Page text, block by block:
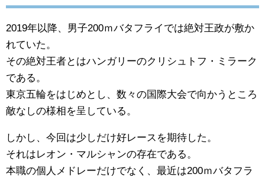
2019年以降、男子200ｍバタフライでは絶対王政が敷か
れていた。
その絶対王者とはハンガリーのクリシュトフ・ミラーク
である。
東京五輪をはじめとし、数々の国際大会で向かうところ
敵なしの様相を呈している。
しかし、今回は少しだけ好レースを期待した。
それはレオン・マルシャンの存在である。
本職の個人メドレーだけでなく、最近は200ｍバタフラ